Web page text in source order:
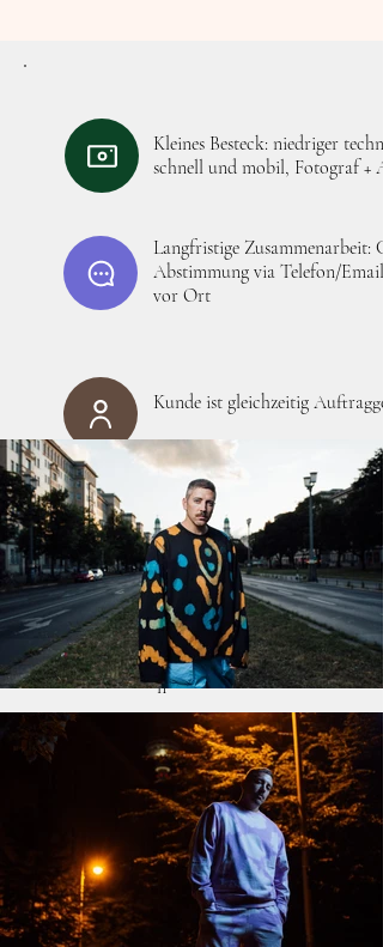
Kleines Besteck: niedriger
schnell und mobil, Fotograf +
Langfristige Zusammenarbeit:
Abstimmung via Telefon/
vor Ort
Kunde ist gleichzeitig
Öffentlicher
Raum, vom
Fotografen
gescoutet
und mit
Kunden
abgesproche
n
Kosteneffizienter Ansatz, dank
Vorplanung und Abstimmung.
Motivausbeute bei geringem